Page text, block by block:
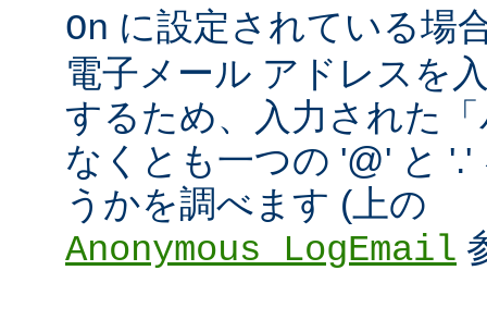
On に設定されている場
電子メール アドレスを
するため、入力された
なくとも一つの '@' と
うかを調べます (上の
Anonymous_LogEmail